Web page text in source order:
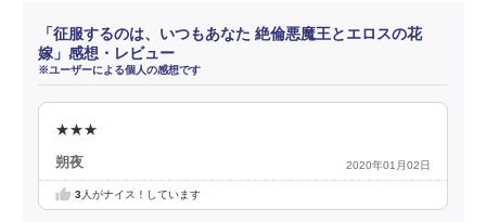
「征服するのは、いつもあなた 絶倫悪魔王とエロスの花
嫁」感想・レビュー
※ユーザーによる個人の感想です
★★★
朔夜 2020年01月02日
3人がナイス！しています